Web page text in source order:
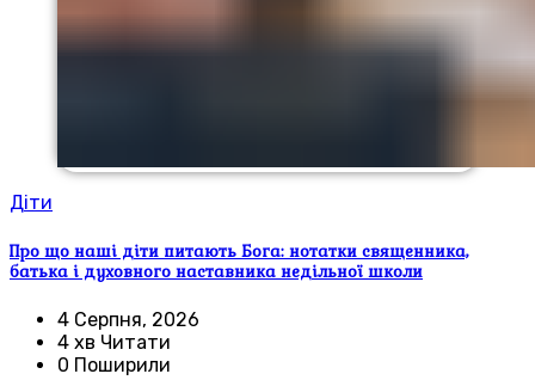
Діти
Про що наші діти питають Бога: нотатки священника,
батька і духовного наставника недільної школи
4 Серпня, 2026
4 хв Читати
0 Поширили